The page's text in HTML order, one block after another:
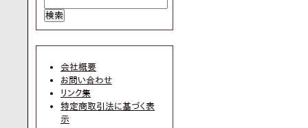
会社概要
お問い合わせ
リンク集
特定商取引法に基づく表
示